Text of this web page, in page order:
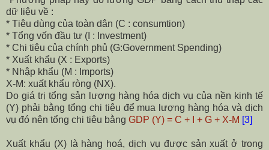
dữ liệu về :
* Tiêu dùng của toàn dân (C : consumtion)
* Tổng vốn đầu tư ( : Investment)
* Chi tiêu của chính phủ (G:Government Spending)
* Xuất khẩu (X : Exports)
* Nhập khẩu (M : Imports)
X-M: xuất khẩu ròng (NX).
Do giá trị tổng sản lượng hàng hóa dịch vụ của nền kinh tế
(Y) phải bằng tổng chi tiêu để mua lượng hàng hóa và dịch
vụ đó nên tổng chi tiêu bằng GDP (Y) = C + I + G + X-M [3]
Xuất khẩu (X) là hàng hoá, dịch vụ được sản xuất ở trong